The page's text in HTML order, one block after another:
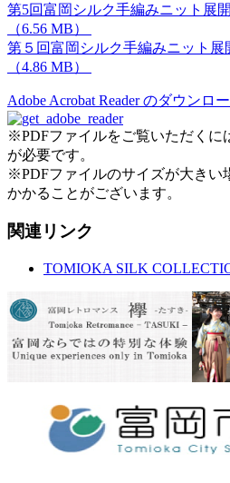
第5回富岡シルク手編みニット展
（6.56 MB）
第５回富岡シルク手編みニット
（4.86 MB）
Adobe Acrobat Reader のダウンロ
※PDFファイルをご覧いただくに
が必要です。
※PDFファイルのサイズが大きい
かかることがございます。
関連リンク
TOMIOKA SILK